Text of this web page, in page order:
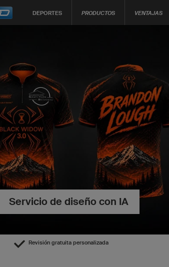
DEPORTES PRODUCTOS VENTAJAS
Servicio de diseño con IA
Revisión gratuita personalizada